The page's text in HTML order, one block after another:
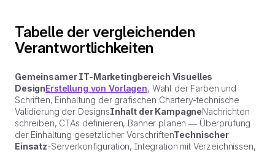
Tabelle der vergleichenden
Verantwortlichkeiten
Gemeinsamer IT-Marketingbereich Visuelles
DesignErstellung von Vorlagen, Wahl der Farben und
Schriften, Einhaltung der grafischen Chartery-technische
Validierung der DesignsInhalt der KampagneNachrichten
schreiben, CTAs definieren, Banner planen — Überprüfung
der Einhaltung gesetzlicher VorschriftenTechnischer
Einsatz-Serverkonfiguration, Integration mit Verzeichnissen,